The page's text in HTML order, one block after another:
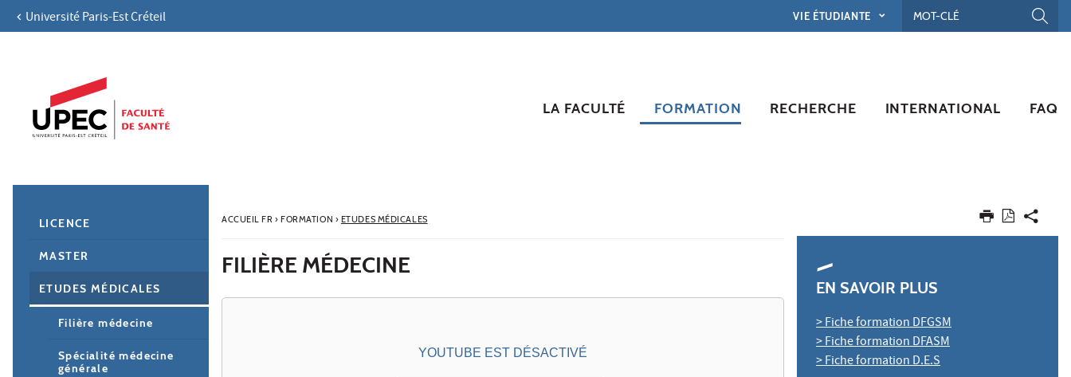
Aller au contenu
Navigation secondaire
Université Paris-Est Créteil VIE ÉTUDIANTE
LA FACULTÉ FORMATION RECHERCHE INTERNATIONAL FAQ
ACCUEIL FR› FORMATION › ETUDES MÉDICALES
FILIÈRE MÉDECINE
YOUTUBE EST DÉSACTIVÉ
EN SAVOIR PLUS
> Fiche formation DFGSM
> Fiche formation DFASM
> Fiche formation D.E.S
LICENCE
MASTER
ETUDES MÉDICALES
Filière médecine
Spécialité médecine
générale